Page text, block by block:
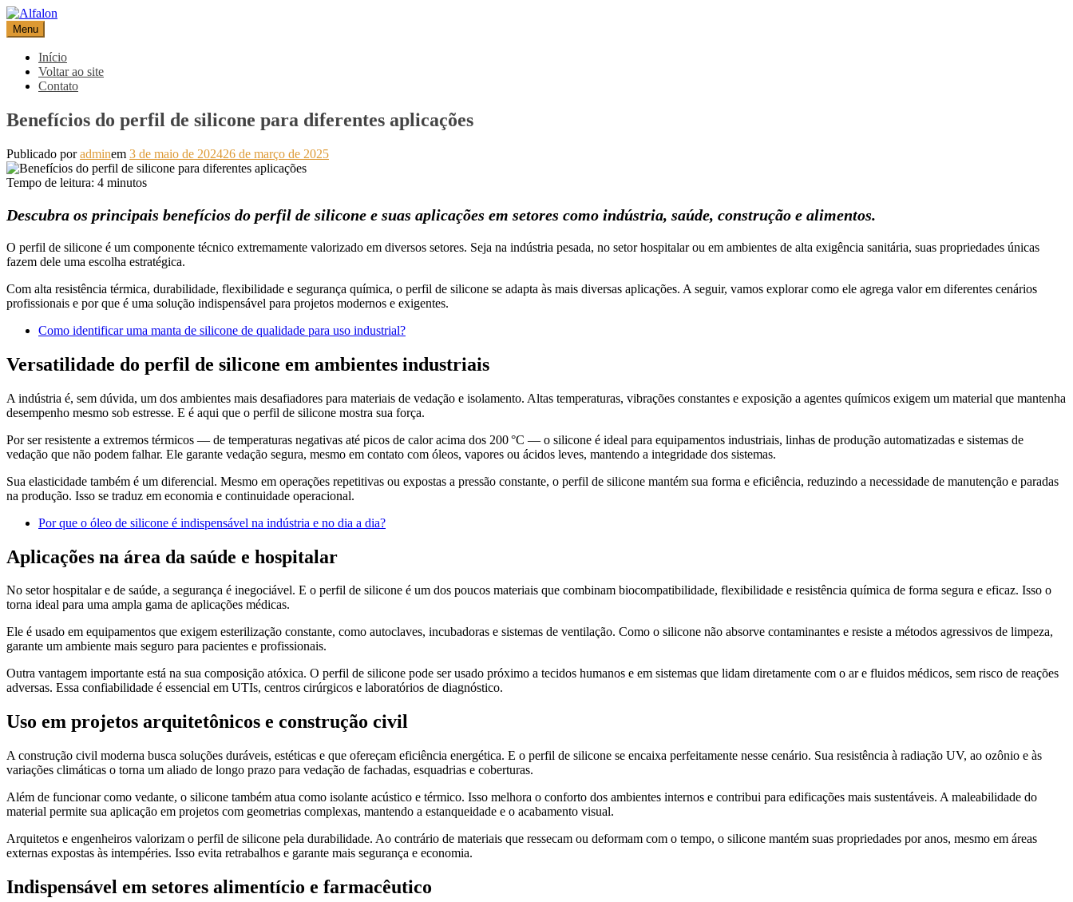
Pular
para
o
conteúdo
Alfalon
comércio e serviços pertinentes aos produtos de embalagens
Menu
Início
Voltar ao site
Contato
Benefícios do perfil de silicone para diferentes aplicações
Publicado poradminem 3 de maio de 202426 de março de 2025
Tempo de leitura: 4 minutos
Descubra os principais benefícios do perfil de silicone e suas aplicações em setores como indústria, saúde, construção e alimentos.
O perfil de silicone é um componente técnico extremamente valorizado em diversos setores. Seja na indústria pesada, no setor hospitalar ou em ambientes de alta exigência sanitária, suas propriedades únicas
fazem dele uma escolha estratégica.
Com alta resistência térmica, durabilidade, flexibilidade e segurança química, o perfil de silicone se adapta às mais diversas aplicações. A seguir, vamos explorar como ele agrega valor em diferentes cenários
profissionais e por que é uma solução indispensável para projetos modernos e exigentes.
Como identificar uma manta de silicone de qualidade para uso industrial?
Versatilidade do perfil de silicone em ambientes industriais
A indústria é, sem dúvida, um dos ambientes mais desafiadores para materiais de vedação e isolamento. Altas temperaturas, vibrações constantes e exposição a agentes químicos exigem um material que mantenha
desempenho mesmo sob estresse. E é aqui que o perfil de silicone mostra sua força.
Por ser resistente a extremos térmicos — de temperaturas negativas até picos de calor acima dos 200 °C — o silicone é ideal para equipamentos industriais, linhas de produção automatizadas e sistemas de
vedação que não podem falhar. Ele garante vedação segura, mesmo em contato com óleos, vapores ou ácidos leves, mantendo a integridade dos sistemas.
Sua elasticidade também é um diferencial. Mesmo em operações repetitivas ou expostas a pressão constante, o perfil de silicone mantém sua forma e eficiência, reduzindo a necessidade de manutenção e paradas
na produção. Isso se traduz em economia e continuidade operacional.
Por que o óleo de silicone é indispensável na indústria e no dia a dia?
Aplicações na área da saúde e hospitalar
No setor hospitalar e de saúde, a segurança é inegociável. E o perfil de silicone é um dos poucos materiais que combinam biocompatibilidade, flexibilidade e resistência química de forma segura e eficaz. Isso o
torna ideal para uma ampla gama de aplicações médicas.
Ele é usado em equipamentos que exigem esterilização constante, como autoclaves, incubadoras e sistemas de ventilação. Como o silicone não absorve contaminantes e resiste a métodos agressivos de limpeza,
garante um ambiente mais seguro para pacientes e profissionais.
Outra vantagem importante está na sua composição atóxica. O perfil de silicone pode ser usado próximo a tecidos humanos e em sistemas que lidam diretamente com o ar e fluidos médicos, sem risco de reações
adversas. Essa confiabilidade é essencial em UTIs, centros cirúrgicos e laboratórios de diagnóstico.
Uso em projetos arquitetônicos e construção civil
A construção civil moderna busca soluções duráveis, estéticas e que ofereçam eficiência energética. E o perfil de silicone se encaixa perfeitamente nesse cenário. Sua resistência à radiação UV, ao ozônio e às
variações climáticas o torna um aliado de longo prazo para vedação de fachadas, esquadrias e coberturas.
Além de funcionar como vedante, o silicone também atua como isolante acústico e térmico. Isso melhora o conforto dos ambientes internos e contribui para edificações mais sustentáveis. A maleabilidade do
material permite sua aplicação em projetos com geometrias complexas, mantendo a estanqueidade e o acabamento visual.
Arquitetos e engenheiros valorizam o perfil de silicone pela durabilidade. Ao contrário de materiais que ressecam ou deformam com o tempo, o silicone mantém suas propriedades por anos, mesmo em áreas
externas expostas às intempéries. Isso evita retrabalhos e garante mais segurança e economia.
Indispensável em setores alimentício e farmacêutico